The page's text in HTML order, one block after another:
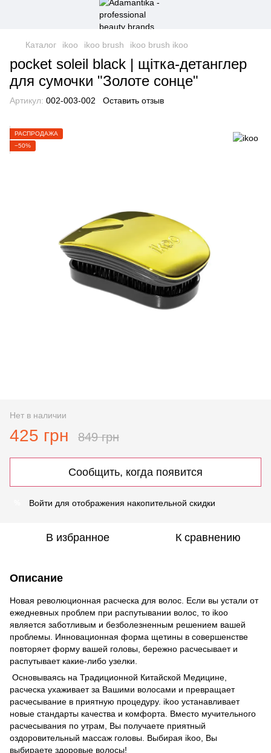
Каталог ikoo ikoo brush ikoo brush ikoo
pocket soleil black | щітка-детанглер
для сумочки "Золоте сонце"
Артикул: 002-003-002 Оставить отзыв
РАСПРОДАЖА
−50%
Нет в наличии
425 грн 849 грн
Сообщить, когда появится
Войти для отображения накопительной скидки
В избранное К сравнению
Описание
Новая революционная расческа для волос. Если вы устали от
ежедневных проблем при распутывании волос, то ikoo
является заботливым и безболезненным решением вашей
проблемы. Инновационная форма щетины в совершенстве
повторяет форму вашей головы, бережно расчесывает и
распутывает какие-либо узелки.
Основываясь на Традиционной Китайской Медицине,
расческа ухаживает за Вашими волосами и превращает
расчесывание в приятную процедуру. ikoo устанавливает
новые стандарты качества и комфорта. Вместо мучительного
расчесывания по утрам, Вы получаете приятный
оздоровительный массаж головы. Выбирая ikoo, Вы
выбираете здоровые волосы!